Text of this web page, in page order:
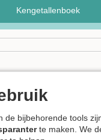
Kengetallenboek
de bijbehorende tools
te maken. We